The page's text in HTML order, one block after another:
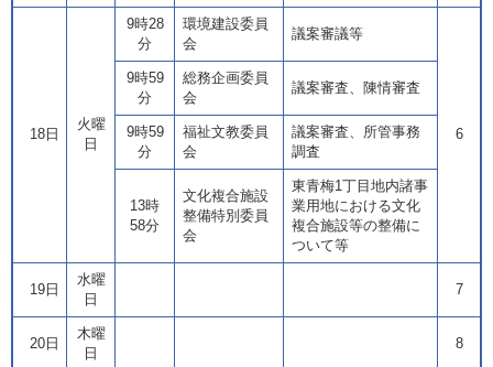
18日
火曜
日
9時28
分
環境建設委員
会
議案審議等
6
9時59
分
総務企画委員
会
議案審査、陳情審査
9時59
分
福祉文教委員
会
議案審査、所管事務
調査
13時
58分
文化複合施設
整備特別委員
会
東青梅1丁目地内諸事
業用地における文化
複合施設等の整備に
ついて等
19日
水曜
日
7
20日
木曜
日
8